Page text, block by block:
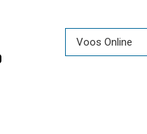
Voos Online